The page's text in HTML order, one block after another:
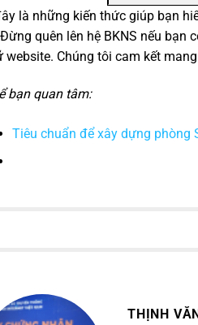
là những kiến thức giúp bạn
quên lên hệ BKNS nếu bạn
website. Chúng tôi cam kết
bạn quan tâm:
Tiêu chuẩn để xây dựng phòng
THỊNH